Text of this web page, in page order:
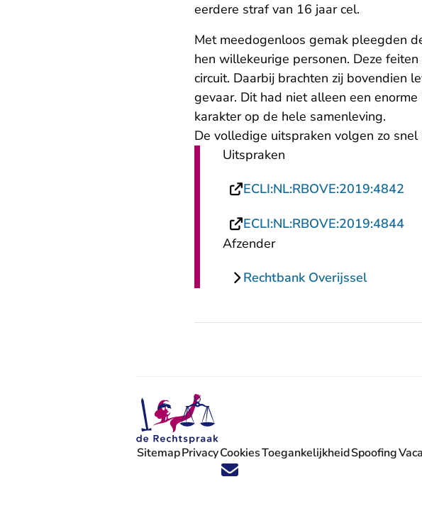
eerdere straf van 16 jaar cel.
Met meedogenloos gemak pleegden
hen willekeurige personen. Deze
circuit. Daarbij brachten zij bovendien
gevaar. Dit had niet alleen een
karakter op de hele samenleving.
De volledige uitspraken volgen zo
Uitspraken
ECLI:NL:RBOVE:2019:4842
ECLI:NL:RBOVE:2019:4844-
Afzender
Rechtbank Overijssel
Volg ons op X (Twitter) - U verlaat Rechtspraak.nl
Volg ons op Facebook - U verlaat Rechtspraak.nl
Volg ons op Instagram - U verlaat Rechtspraak.nl
Volg ons op Youtube - U verlaat Rechtspraak.nl
Volg ons op LinkedIn - U verlaat
'Blijf op de hoogte' nieuwsbrief - U
SitemapPrivacyCookiesToegankelijkheidSpoofing - U